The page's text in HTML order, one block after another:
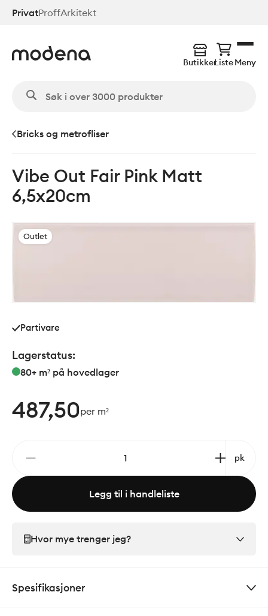
Hopp
PrivatProffArkitekt
ButikkerListeMeny
Bricks og metrofliser
Vibe Out Fair Pink Matt
6,5x20cm
Outlet
Partivare
Lagerstatus:
80+ m² på hovedlager
487,50per m²
pk
Legg til i handleliste
Hvor mye trenger jeg?
Spesifikasjoner